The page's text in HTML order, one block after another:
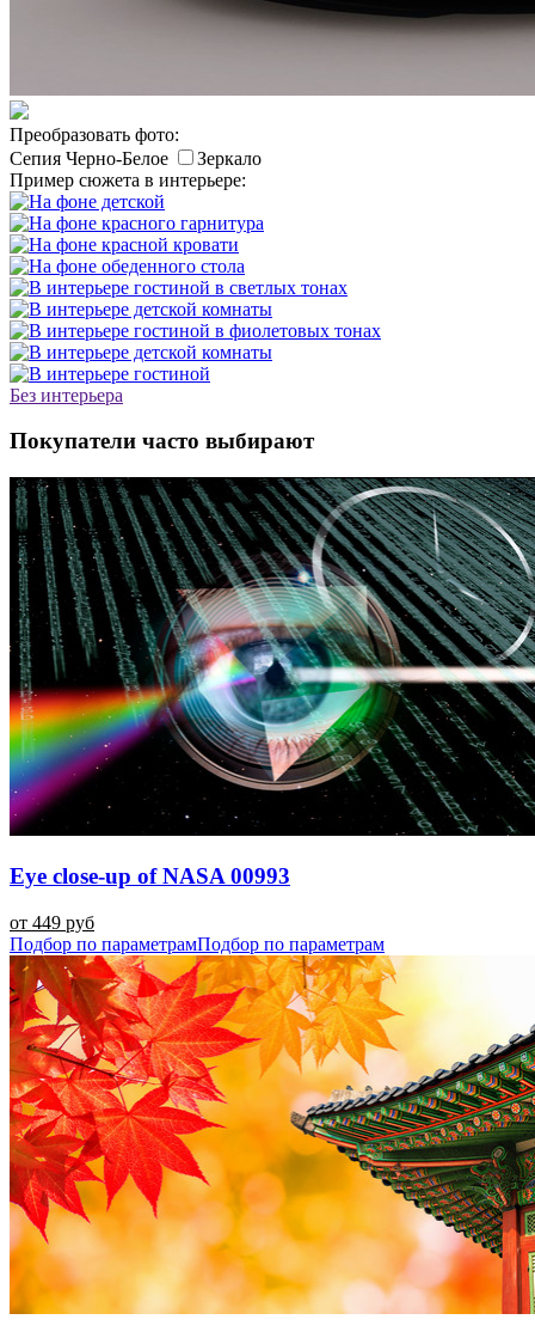
Преобразовать фото:
Сепия Черно-Белое
Зеркало
Пример сюжета в интерьере:
Без интерьера
Покупатели часто выбирают
Eye close-up of NASA 00993
от 449 руб
Подбор по параметрамПодбор по параметрам